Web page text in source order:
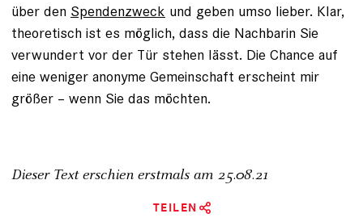
über den Spendenzweck und geben umso lieber. Klar,
theoretisch ist es möglich, dass die Nachbarin Sie
verwundert vor der Tür stehen lässt. Die Chance auf
eine weniger anonyme Gemeinschaft erscheint mir
größer – wenn Sie das möchten.
Dieser Text erschien erstmals am 25.08.21
TEILEN